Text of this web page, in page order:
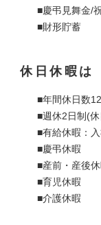
■慶弔見舞金/
■財形貯蓄
休日休暇は
■年間休日数
■週休2日制(
■有給休暇：
■慶弔休暇
■産前・産後
■育児休暇
■介護休暇